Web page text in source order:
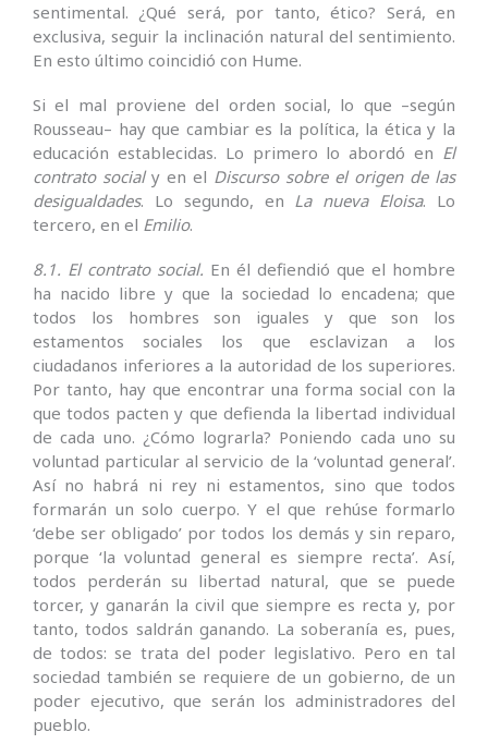
sentimental. ¿Qué será, por tanto, ético? Será, en
exclusiva, seguir la inclinación natural del sentimiento.
En esto último coincidió con Hume.
Si el mal proviene del orden social, lo que –según
Rousseau– hay que cambiar es la política, la ética y la
educación establecidas. Lo primero lo abordó en El
contrato social y en el Discurso sobre el origen de las
desigualdades. Lo segundo, en La nueva Eloisa. Lo
tercero, en el Emilio.
8.1. El contrato social. En él defiendió que el hombre
ha nacido libre y que la sociedad lo encadena; que
todos los hombres son iguales y que son los
estamentos sociales los que esclavizan a los
ciudadanos inferiores a la autoridad de los superiores.
Por tanto, hay que encontrar una forma social con la
que todos pacten y que defienda la libertad individual
de cada uno. ¿Cómo lograrla? Poniendo cada uno su
voluntad particular al servicio de la ‘voluntad general’.
Así no habrá ni rey ni estamentos, sino que todos
formarán un solo cuerpo. Y el que rehúse formarlo
‘debe ser obligado’ por todos los demás y sin reparo,
porque ‘la voluntad general es siempre recta’. Así,
todos perderán su libertad natural, que se puede
torcer, y ganarán la civil que siempre es recta y, por
tanto, todos saldrán ganando. La soberanía es, pues,
de todos: se trata del poder legislativo. Pero en tal
sociedad también se requiere de un gobierno, de un
poder ejecutivo, que serán los administradores del
pueblo.